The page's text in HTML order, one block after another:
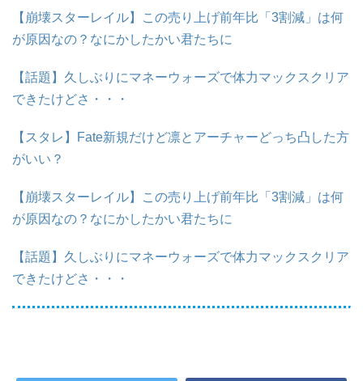
【崩壊スターレイル】この売り上げ前年比「3割減」は何
が原因なの？なにかしたかい君たちに
【話題】久しぶりにマネーウォーズで体力マックスクリア
できたけどさ・・・
【スタレ】Fate新規だけど凛とアーチャーどっち凸した方
がいい？
【崩壊スターレイル】この売り上げ前年比「3割減」は何
が原因なの？なにかしたかい君たちに
【話題】久しぶりにマネーウォーズで体力マックスクリア
できたけどさ・・・